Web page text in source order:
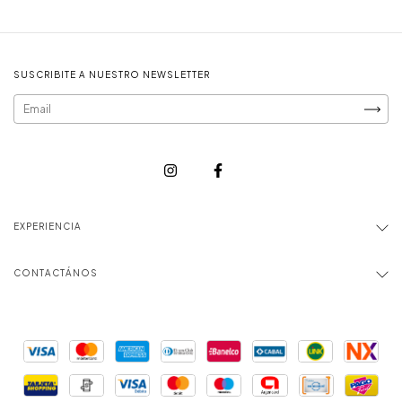
SUSCRIBITE A NUESTRO NEWSLETTER
EXPERIENCIA
CONTACTÁNOS